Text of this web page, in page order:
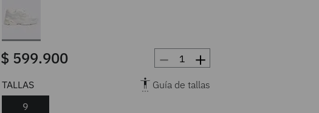
$ 599.900 ＋
－
9
Guía de tallas